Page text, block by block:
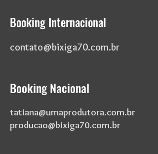
Booking Internacional
contato@bixiga70.com.br
Booking Nacional
tatiana@umaprodutora.com.br
producao@bixiga70.com.br